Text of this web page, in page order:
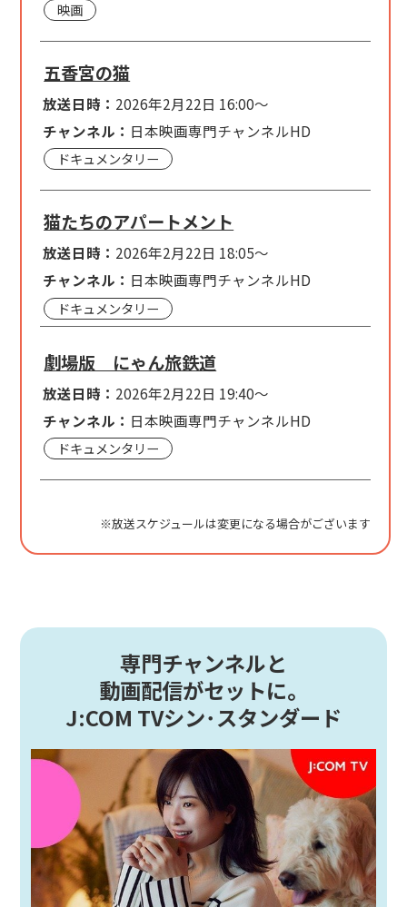
映画
五香宮の猫
放送日時： 2026年2月22日 16:00～
チャンネル： 日本映画専門チャンネルHD
ドキュメンタリー
猫たちのアパートメント
放送日時： 2026年2月22日 18:05～
チャンネル： 日本映画専門チャンネルHD
ドキュメンタリー
劇場版 にゃん旅鉄道
放送日時： 2026年2月22日 19:40～
チャンネル： 日本映画専門チャンネルHD
ドキュメンタリー
※放送スケジュールは変更になる場合がございます
専門チャンネルと
動画配信がセットに。
J:COM TVシン･スタンダード